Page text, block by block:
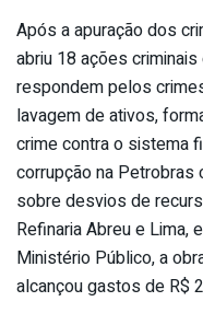
Após a apuração dos
abriu 18 ações
respondem pelos
lavagem de ativos,
crime contra o sistema
corrupção na Petrobras
sobre desvios de
Refinaria Abreu e Lima,
Ministério Público, a
alcançou gastos de R$